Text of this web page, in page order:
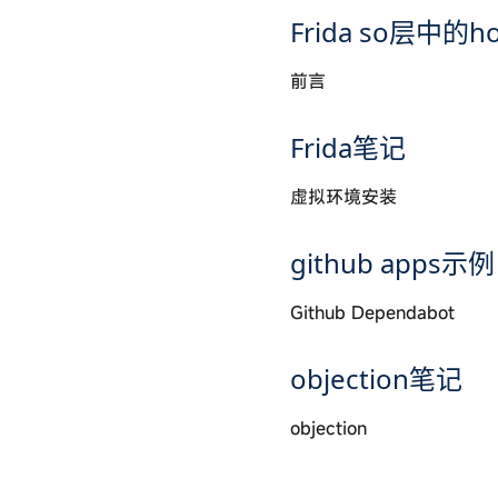
Frida so层中的
前言
Frida笔记
虚拟环境安装
github apps示例
Github Dependabot
objection笔记
objection